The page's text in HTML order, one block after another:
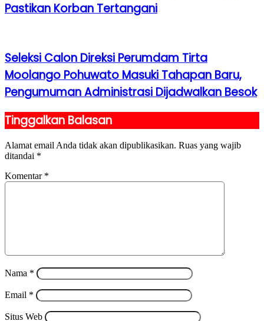
Pastikan Korban Tertangani
Seleksi Calon Direksi Perumdam Tirta
Moolango Pohuwato Masuki Tahapan Baru,
Pengumuman Administrasi Dijadwalkan Besok
Tinggalkan Balasan
Alamat email Anda tidak akan dipublikasikan. Ruas yang wajib
ditandai *
Komentar *
Nama *
Email *
Situs Web